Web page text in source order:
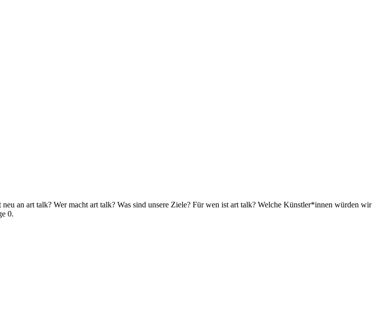
an art talk? Wer macht art talk? Was sind unsere Ziele? Für wen ist art talk? Welche Künstler*innen würden wir
0.